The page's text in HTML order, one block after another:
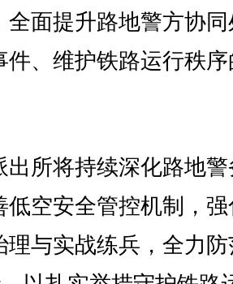
全面提升路地警方协
件、维护铁路运行秩
所将持续深化路地警
低空安全管控机制，
理与实战练兵，全力